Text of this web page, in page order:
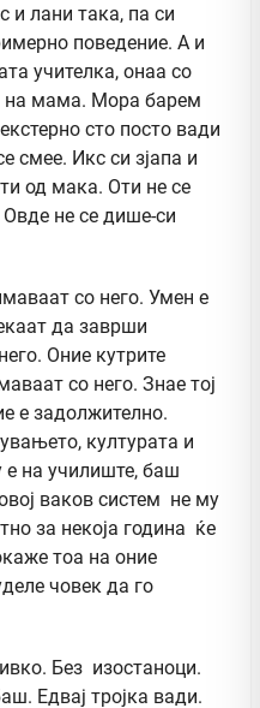
и лани така, па си
поведение. А и
учителка, онаа со
на мама. Мора барем
сто посто вади
смее. Икс си зјапа и
од мака. Оти не се
не се дише-си
со него. Умен е
да заврши
Оние кутрите
со него. Знае тој
е задолжително.
културата и
на училиште, баш
ваков систем не му
за некоја година ќе
тоа на оние
човек да го
Без изостаноци.
Едвај тројка вади.